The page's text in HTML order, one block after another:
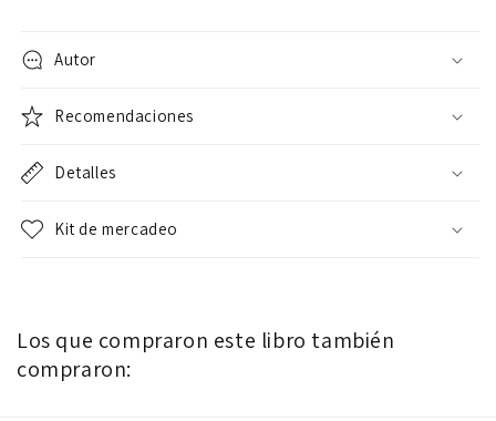
Autor
Recomendaciones
Detalles
Kit de mercadeo
Los que compraron este libro también
compraron: